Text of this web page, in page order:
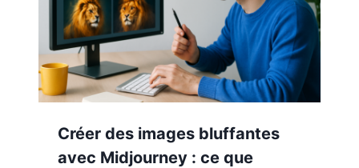
Créer des images bluffantes
avec Midjourney : ce que